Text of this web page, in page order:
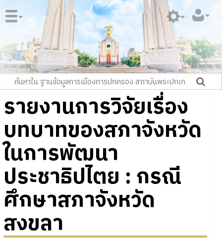
รายงานการวิจัยเรื่อง
บทบาทของสภาจังหวัด
ในการพัฒนา
ประชาธิปไตย : กรณี
ศึกษาสภาจังหวัด
สงขลา